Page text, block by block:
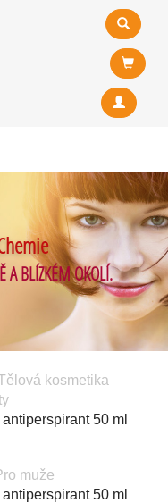
A BLÍZKÉM OKOLÍ.
kosmetika
50 ml
muže
50 ml